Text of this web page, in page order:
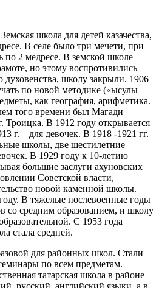
школа для детей казачества,
В селе было три мечети, при
по 2 медресе. В земской школе
но этому воспротивились
духовенства, школу закрыли. 1906
по новой методике («ысулы
как география, арифметика.
того времени был Магади
Троицка. В 1912 году открывается
г. – для девочек. В 1918 -1921 гг.
школы, две шестилетние
В 1929 году к 10-летию
большие заслуги ахуновских
Советской власти,
новой каменной школы.
В тяжелые послевоенные годы
со средним образованием, и школу
С 1953 года
стала средней.
для районных школ. Стали
по всем предметам.
татарская школа в районе